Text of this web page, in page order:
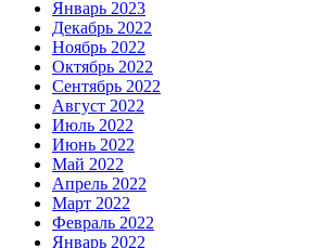
Январь 2023
Декабрь 2022
Ноябрь 2022
Октябрь 2022
Сентябрь 2022
Август 2022
Июль 2022
Июнь 2022
Май 2022
Апрель 2022
Март 2022
Февраль 2022
Январь 2022